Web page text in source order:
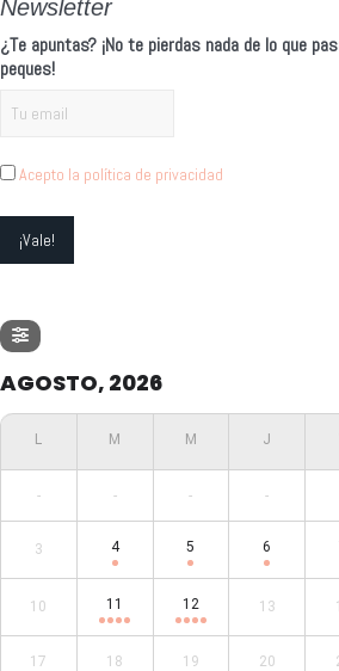
Newsletter
¿Te apuntas? ¡No te pierdas nada de lo que
peques!
Acepto la política de privacidad
AGOSTO, 2026
- - - -
3 4 5 6
10 11 12 13
17 18 19 20